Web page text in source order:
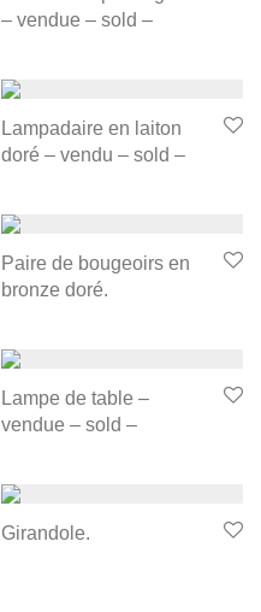
– vendue – sold –
Lampadaire en laiton
doré – vendu – sold –
Paire de bougeoirs en
bronze doré.
Lampe de table –
vendue – sold –
Girandole.